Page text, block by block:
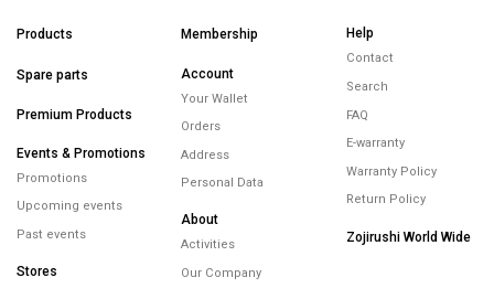
Products
Spare parts
Premium Products
Events & Promotions
Promotions
Upcoming events
Past events
Stores
Membership
Account
Your Wallet
Orders
Address
Personal Data
About
Activities
Our Company
Help
Contact
Search
FAQ
E-warranty
Warranty Policy
Return Policy
Zojirushi World Wide